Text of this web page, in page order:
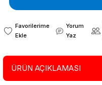
Yorum
Yaz
ÜRÜN AÇIKLAMASI